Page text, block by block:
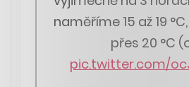
naměříme 15 až 19
přes 20 °C
pic.twitter.com/